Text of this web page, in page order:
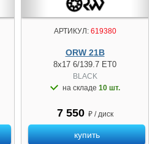
АРТИКУЛ:619380
ORW 21B
8x17 6/139.7 ET0
BLACK
на складе 10 шт.
7 550 ₽ / диск
купить